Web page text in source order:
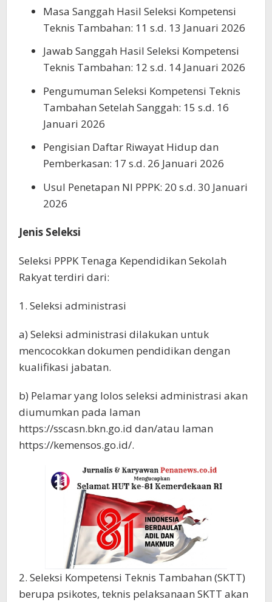
Masa Sanggah Hasil Seleksi Kompetensi
Teknis Tambahan: 11 s.d. 13 Januari 2026
Jawab Sanggah Hasil Seleksi Kompetensi
Teknis Tambahan: 12 s.d. 14 Januari 2026
Pengumuman Seleksi Kompetensi Teknis
Tambahan Setelah Sanggah: 15 s.d. 16
Januari 2026
Pengisian Daftar Riwayat Hidup dan
Pemberkasan: 17 s.d. 26 Januari 2026
Usul Penetapan NI PPPK: 20 s.d. 30 Januari
2026
Jenis Seleksi
Seleksi PPPK Tenaga Kependidikan Sekolah
Rakyat terdiri dari:
1. Seleksi administrasi
a) Seleksi administrasi dilakukan untuk
mencocokkan dokumen pendidikan dengan
kualifikasi jabatan.
b) Pelamar yang lolos seleksi administrasi akan
diumumkan pada laman
https://sscasn.bkn.go.id dan/atau laman
https://kemensos.go.id/.
2. Seleksi Kompetensi Teknis Tambahan (SKTT)
berupa psikotes, teknis pelaksanaan SKTT akan